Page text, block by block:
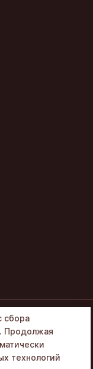
сбора
Продолжая
технологий